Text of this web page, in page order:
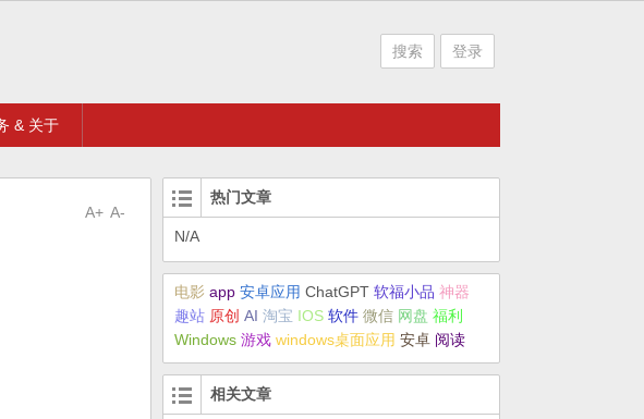
搜索 登录
& 关于
A-
A+
热门文章
N/A
电影 app 安卓应用 ChatGPT 软福小品 神器
趣站 原创 AI 淘宝 IOS 软件 微信 网盘 福利
Windows 游戏 windows桌面应用 安卓 阅读
相关文章